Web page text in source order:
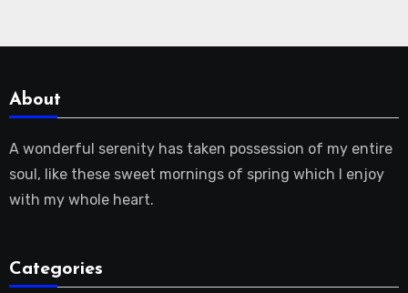
About
A wonderful serenity has taken possession of my entire
soul, like these sweet mornings of spring which I enjoy
with my whole heart.
Categories